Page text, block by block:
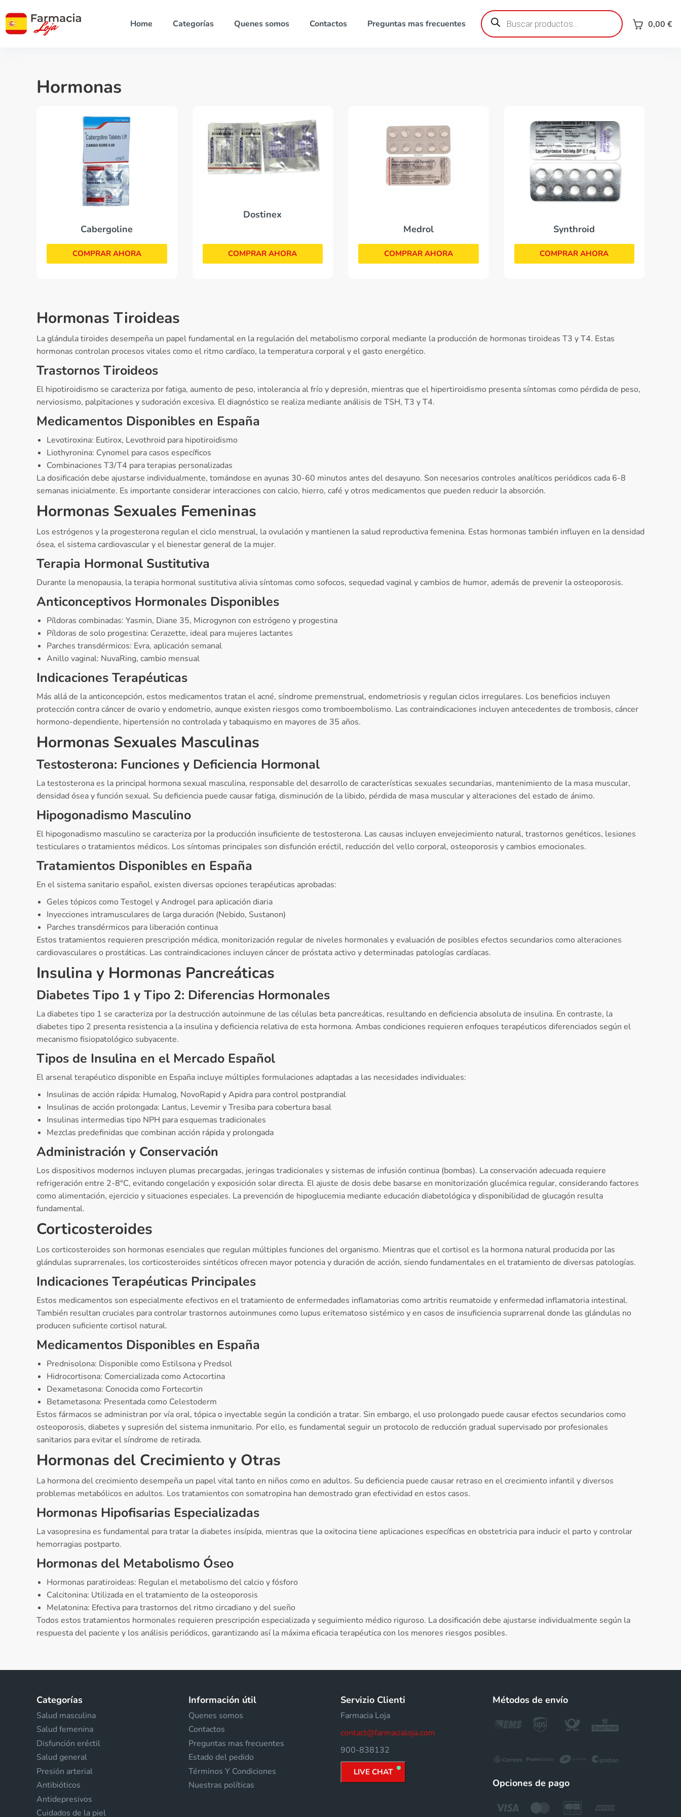
Home Categorías Quenes somos Contactos Preguntas mas frecuentes
Búsqueda
de
productos 0,00 €
Hormonas
Cabergoline
COMPRAR AHORA
Dostinex
COMPRAR AHORA
Medrol
COMPRAR AHORA
Synthroid
COMPRAR AHORA
Hormonas Tiroideas
La glándula tiroides desempeña un papel fundamental en la regulación del metabolismo corporal mediante la producción de hormonas tiroideas T3 y T4. Estas
hormonas controlan procesos vitales como el ritmo cardíaco, la temperatura corporal y el gasto energético.
Trastornos Tiroideos
El hipotiroidismo se caracteriza por fatiga, aumento de peso, intolerancia al frío y depresión, mientras que el hipertiroidismo presenta síntomas como pérdida de peso,
nerviosismo, palpitaciones y sudoración excesiva. El diagnóstico se realiza mediante análisis de TSH, T3 y T4.
Medicamentos Disponibles en España
Levotiroxina: Eutirox, Levothroid para hipotiroidismo
Liothyronina: Cynomel para casos específicos
Combinaciones T3/T4 para terapias personalizadas
La dosificación debe ajustarse individualmente, tomándose en ayunas 30-60 minutos antes del desayuno. Son necesarios controles analíticos periódicos cada 6-8
semanas inicialmente. Es importante considerar interacciones con calcio, hierro, café y otros medicamentos que pueden reducir la absorción.
Hormonas Sexuales Femeninas
Los estrógenos y la progesterona regulan el ciclo menstrual, la ovulación y mantienen la salud reproductiva femenina. Estas hormonas también influyen en la densidad
ósea, el sistema cardiovascular y el bienestar general de la mujer.
Terapia Hormonal Sustitutiva
Durante la menopausia, la terapia hormonal sustitutiva alivia síntomas como sofocos, sequedad vaginal y cambios de humor, además de prevenir la osteoporosis.
Anticonceptivos Hormonales Disponibles
Píldoras combinadas: Yasmin, Diane 35, Microgynon con estrógeno y progestina
Píldoras de solo progestina: Cerazette, ideal para mujeres lactantes
Parches transdérmicos: Evra, aplicación semanal
Anillo vaginal: NuvaRing, cambio mensual
Indicaciones Terapéuticas
Más allá de la anticoncepción, estos medicamentos tratan el acné, síndrome premenstrual, endometriosis y regulan ciclos irregulares. Los beneficios incluyen
protección contra cáncer de ovario y endometrio, aunque existen riesgos como tromboembolismo. Las contraindicaciones incluyen antecedentes de trombosis, cáncer
hormono-dependiente, hipertensión no controlada y tabaquismo en mayores de 35 años.
Hormonas Sexuales Masculinas
Testosterona: Funciones y Deficiencia Hormonal
La testosterona es la principal hormona sexual masculina, responsable del desarrollo de características sexuales secundarias, mantenimiento de la masa muscular,
densidad ósea y función sexual. Su deficiencia puede causar fatiga, disminución de la libido, pérdida de masa muscular y alteraciones del estado de ánimo.
Hipogonadismo Masculino
El hipogonadismo masculino se caracteriza por la producción insuficiente de testosterona. Las causas incluyen envejecimiento natural, trastornos genéticos, lesiones
testiculares o tratamientos médicos. Los síntomas principales son disfunción eréctil, reducción del vello corporal, osteoporosis y cambios emocionales.
Tratamientos Disponibles en España
En el sistema sanitario español, existen diversas opciones terapéuticas aprobadas:
Geles tópicos como Testogel y Androgel para aplicación diaria
Inyecciones intramusculares de larga duración (Nebido, Sustanon)
Parches transdérmicos para liberación continua
Estos tratamientos requieren prescripción médica, monitorización regular de niveles hormonales y evaluación de posibles efectos secundarios como alteraciones
cardiovasculares o prostáticas. Las contraindicaciones incluyen cáncer de próstata activo y determinadas patologías cardíacas.
Insulina y Hormonas Pancreáticas
Diabetes Tipo 1 y Tipo 2: Diferencias Hormonales
La diabetes tipo 1 se caracteriza por la destrucción autoinmune de las células beta pancreáticas, resultando en deficiencia absoluta de insulina. En contraste, la
diabetes tipo 2 presenta resistencia a la insulina y deficiencia relativa de esta hormona. Ambas condiciones requieren enfoques terapéuticos diferenciados según el
mecanismo fisiopatológico subyacente.
Tipos de Insulina en el Mercado Español
El arsenal terapéutico disponible en España incluye múltiples formulaciones adaptadas a las necesidades individuales:
Insulinas de acción rápida: Humalog, NovoRapid y Apidra para control postprandial
Insulinas de acción prolongada: Lantus, Levemir y Tresiba para cobertura basal
Insulinas intermedias tipo NPH para esquemas tradicionales
Mezclas predefinidas que combinan acción rápida y prolongada
Administración y Conservación
Los dispositivos modernos incluyen plumas precargadas, jeringas tradicionales y sistemas de infusión continua (bombas). La conservación adecuada requiere
refrigeración entre 2-8°C, evitando congelación y exposición solar directa. El ajuste de dosis debe basarse en monitorización glucémica regular, considerando factores
como alimentación, ejercicio y situaciones especiales. La prevención de hipoglucemia mediante educación diabetológica y disponibilidad de glucagón resulta
fundamental.
Corticosteroides
Los corticosteroides son hormonas esenciales que regulan múltiples funciones del organismo. Mientras que el cortisol es la hormona natural producida por las
glándulas suprarrenales, los corticosteroides sintéticos ofrecen mayor potencia y duración de acción, siendo fundamentales en el tratamiento de diversas patologías.
Indicaciones Terapéuticas Principales
Estos medicamentos son especialmente efectivos en el tratamiento de enfermedades inflamatorias como artritis reumatoide y enfermedad inflamatoria intestinal.
También resultan cruciales para controlar trastornos autoinmunes como lupus eritematoso sistémico y en casos de insuficiencia suprarrenal donde las glándulas no
producen suficiente cortisol natural.
Medicamentos Disponibles en España
Prednisolona: Disponible como Estilsona y Predsol
Hidrocortisona: Comercializada como Actocortina
Dexametasona: Conocida como Fortecortin
Betametasona: Presentada como Celestoderm
Estos fármacos se administran por vía oral, tópica o inyectable según la condición a tratar. Sin embargo, el uso prolongado puede causar efectos secundarios como
osteoporosis, diabetes y supresión del sistema inmunitario. Por ello, es fundamental seguir un protocolo de reducción gradual supervisado por profesionales
sanitarios para evitar el síndrome de retirada.
Hormonas del Crecimiento y Otras
La hormona del crecimiento desempeña un papel vital tanto en niños como en adultos. Su deficiencia puede causar retraso en el crecimiento infantil y diversos
problemas metabólicos en adultos. Los tratamientos con somatropina han demostrado gran efectividad en estos casos.
Hormonas Hipofisarias Especializadas
La vasopresina es fundamental para tratar la diabetes insípida, mientras que la oxitocina tiene aplicaciones específicas en obstetricia para inducir el parto y controlar
hemorragias postparto.
Hormonas del Metabolismo Óseo
Hormonas paratiroideas: Regulan el metabolismo del calcio y fósforo
Calcitonina: Utilizada en el tratamiento de la osteoporosis
Melatonina: Efectiva para trastornos del ritmo circadiano y del sueño
Todos estos tratamientos hormonales requieren prescripción especializada y seguimiento médico riguroso. La dosificación debe ajustarse individualmente según la
respuesta del paciente y los análisis periódicos, garantizando así la máxima eficacia terapéutica con los menores riesgos posibles.
Categorías
Salud masculina
Salud femenina
Disfunción eréctil
Salud general
Presión arterial
Antibióticos
Antidepresivos
Cuidados de la piel
Información útil
Quenes somos
Contactos
Preguntas mas frecuentes
Estado del pedido
Términos Y Condiciones
Nuestras políticas
Servizio Clienti
Farmacia Loja
contact@farmacialoja.com
900-838132
LIVE CHAT
Métodos de envío
Opciones de pago